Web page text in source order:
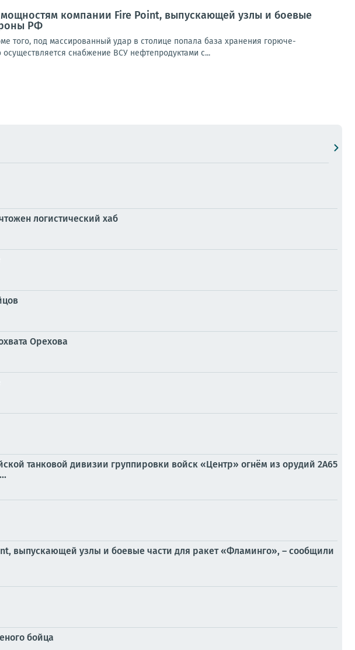
компании Fire Point, выпускающей узлы и боевые
РФ
того, под массированный удар в столице попала база хранения горюче-
снабжение ВСУ нефтепродуктами с...
логистический хаб
Орехова
танковой дивизии группировки войск «Центр» огнём из орудий 2А65
выпускающей узлы и боевые части для ракет «Фламинго», – сообщили
бойца